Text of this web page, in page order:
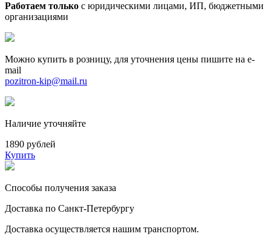
Работаем только с юридическими лицами, ИП, бюджетными
организациями
Можно купить в розницу, для уточнения цены пишите на e-
mail
pozitron-kip@mail.ru
Наличие уточняйте
1890 рублей
Купить
Способы получения заказа
Доставка по Санкт-Петербургу
Доставка осуществляется нашим транспортом.